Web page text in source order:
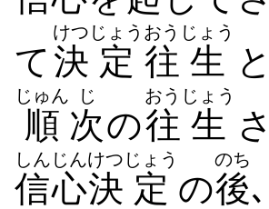
て決
けつ
定
じょう
往
おう
生
じょう
順
じゅん
次
じ
の往
おう
生
じょう
信心
しんじん
決
けつ
定
じょう
の後
のち
､